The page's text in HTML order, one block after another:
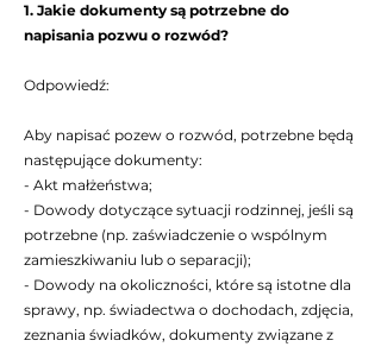
1. Jakie dokumenty są potrzebne do
napisania pozwu o rozwód?
Odpowiedź:
Aby napisać pozew o rozwód, potrzebne będą
następujące dokumenty:
- Akt małżeństwa;
- Dowody dotyczące sytuacji rodzinnej, jeśli są
potrzebne (np. zaświadczenie o wspólnym
zamieszkiwaniu lub o separacji);
- Dowody na okoliczności, które są istotne dla
sprawy, np. świadectwa o dochodach, zdjęcia,
zeznania świadków, dokumenty związane z